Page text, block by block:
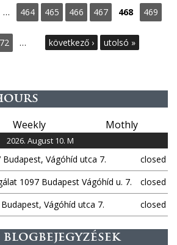
… 464 465 466 467 468 469
… következő › utolsó »
Weekly Mothly
2026. August 10. M
Vágóhíd utca 7.
closed
1097 Budapest Vágóhíd u. 7.
closed
Vágóhíd utca 7.
closed